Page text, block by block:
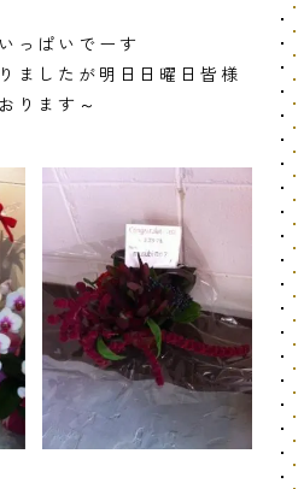
っぱいでーす
ましたが明日日曜日皆様
ります～